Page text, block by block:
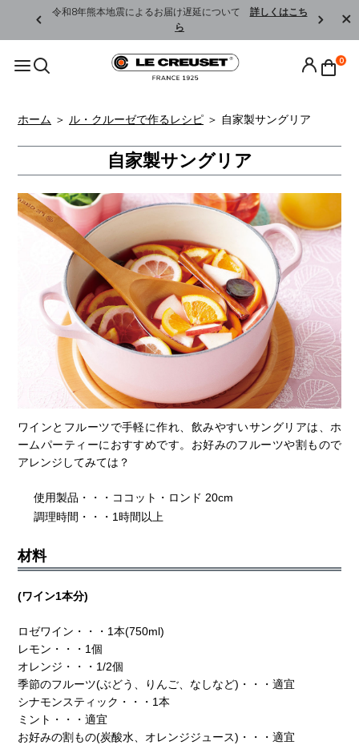
令和8年熊本地震によるお届け遅延について 詳しくはこち
ら
0
ホーム ＞ ル・クルーゼで作るレシピ ＞ 自家製サングリア
自家製サングリア
ワインとフルーツで手軽に作れ、飲みやすいサングリアは、ホ
ームパーティーにおすすめです。お好みのフルーツや割もので
アレンジしてみては？
使用製品・・・ココット・ロンド 20cm
調理時間・・・1時間以上
材料
(ワイン1本分)
ロゼワイン・・・1本(750ml)
レモン・・・1個
オレンジ・・・1/2個
季節のフルーツ(ぶどう、りんご、なしなど)・・・適宜
シナモンスティック・・・1本
ミント・・・適宜
お好みの割もの(炭酸水、オレンジジュース)・・・適宜